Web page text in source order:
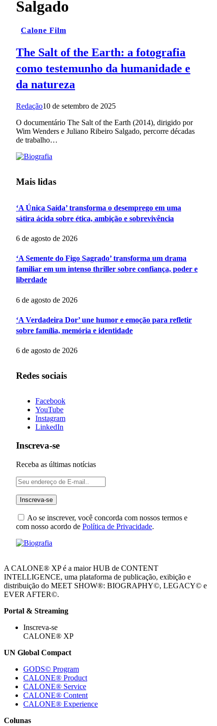
Salgado
Calone Film
The Salt of the Earth: a fotografia
como testemunho da humanidade e
da natureza
Redação10 de setembro de 2025
O documentário The Salt of the Earth (2014), dirigido por
Wim Wenders e Juliano Ribeiro Salgado, percorre décadas
de trabalho…
Mais lidas
‘A Única Saída’ transforma o desemprego em uma
sátira ácida sobre ética, ambição e sobrevivência
6 de agosto de 2026
‘A Semente do Figo Sagrado’ transforma um drama
familiar em um intenso thriller sobre confiança, poder e
liberdade
6 de agosto de 2026
‘A Verdadeira Dor’ une humor e emoção para refletir
sobre família, memória e identidade
6 de agosto de 2026
Redes sociais
Facebook
YouTube
Instagram
LinkedIn
Inscreva-se
Receba as últimas notícias
Ao se inscrever, você concorda com nossos termos e
com nosso acordo de Política de Privacidade.
A CALONE® XP é a maior HUB de CONTENT
INTELLIGENCE, uma plataforma de publicação, exibição e
distribuição do MEET SHOW®: BIOGRAPHY©, LEGACY© e
EVER AFTER©.
Portal & Streaming
Inscreva-se
CALONE® XP
UN Global Compact
GODS© Program
CALONE® Product
CALONE® Service
CALONE® Content
CALONE® Experience
Colunas